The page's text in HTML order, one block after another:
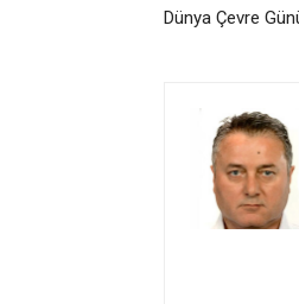
Dünya Çevre